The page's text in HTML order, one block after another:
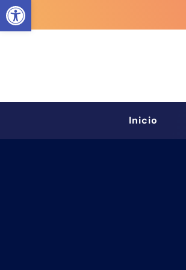
Inicio